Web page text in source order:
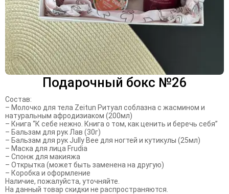
Подарочный бокс №26
Состав:
– Молочко для тела Zeitun Ритуал соблазна с жасмином и
натуральным афродизиаком (200мл)
– Книга “К себе нежно. Книга о том, как ценить и беречь себя”
– Бальзам для рук Лав (30г)
– Бальзам для рук Jully Bee для ногтей и кутикулы (25мл)
– Маска для лица Frudia
– Спонж для макияжа
– Открытка (может быть заменена на другую)
– Коробка и оформление
Наличие, пожалуйста, уточняйте.
На данный товар скидки не распространяются.